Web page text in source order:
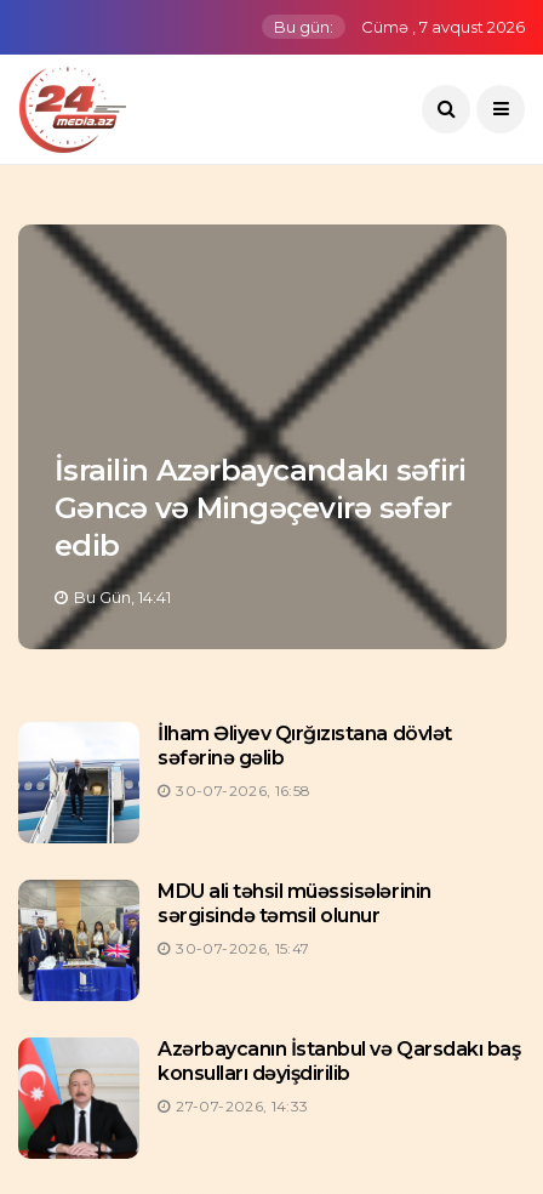
Bu gün: Cümə , 7 avqust 2026
İsrailin Azərbaycandakı səfiri
Gəncə və Mingəçevirə səfər
edib
Bu Gün, 14:41
İlham Əliyev Qırğızıstana dövlət
səfərinə gəlib
30-07-2026, 16:58
MDU ali təhsil müəssisələrinin
sərgisində təmsil olunur
30-07-2026, 15:47
Azərbaycanın İstanbul və Qarsdakı baş
konsulları dəyişdirilib
27-07-2026, 14:33